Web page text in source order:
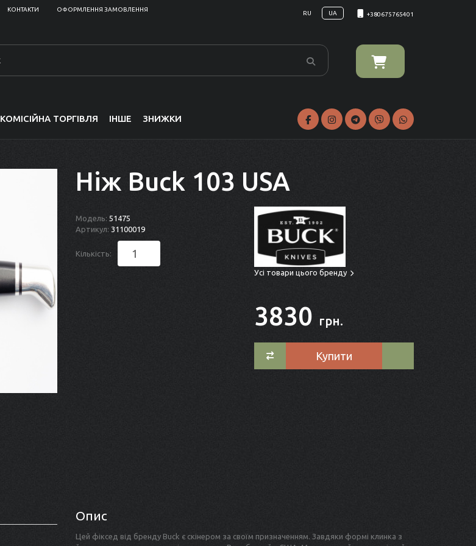
КОНТАКТИ ОФОРМЛЕННЯ ЗАМОВЛЕННЯ
RU UA +380675765401
КОМІСІЙНА ТОРГІВЛЯ ІНШЕ ЗНИЖКИ
Ніж Buck 103 USA
Модель: 51475
Артикул: 31100019
Кількість:
Усі товари цього бренду
3830 грн.
Купити
Опис
Цей фіксед від бренду Buck є скінером за своїм призначенням. Завдяки формі клинка з